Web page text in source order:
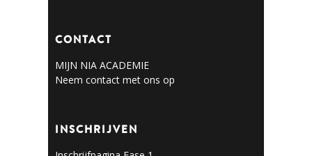
CONTACT
MIJN NIA ACADEMIE
Neem contact met ons op
INSCHRIJVEN